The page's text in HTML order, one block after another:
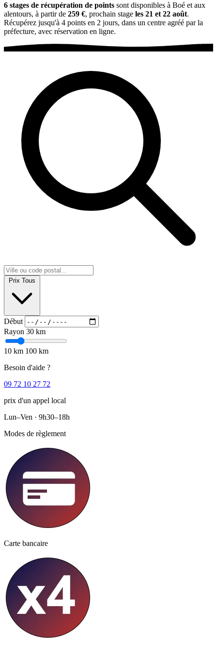
6 stages de récupération de points sont disponibles à Boé et aux
alentours, à partir de 259 €, prochain stage les 21 et 22 août.
Récupérez jusqu'à 4 points en 2 jours, dans un centre agréé par la
préfecture, avec réservation en ligne.
Prix Tous
Début
Rayon 30 km
10 km 100 km
Besoin d'aide ?
09 72 10 27 72
prix d'un appel local
Lun–Ven · 9h30–18h
Modes de règlement
Carte bancaire